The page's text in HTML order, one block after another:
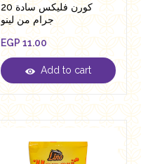
كورن فليكس سادة 20
جرام من لينو
EGP 11.00
EGP 11.00
Add to cart